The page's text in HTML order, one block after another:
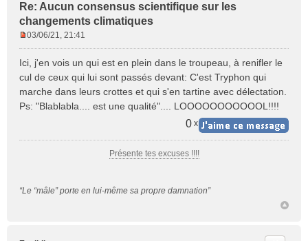
Re: Aucun consensus scientifique sur les
changements climatiques
s
s
a
g
o
03/06/21, 21:41
Ici, j'en vois un qui est en plein dans le troupeau, à renifler le
cul de ceux qui lui sont passés devant: C'est Tryphon qui
marche dans leurs crottes et qui s'en tartine avec délectation.
Ps: "Blablabla.... est une qualité".... LOOOOOOOOOOOL!!!!
0 x
Présente tes excuses !!!!
“Le “mâle” porte en lui-même sa propre damnation”